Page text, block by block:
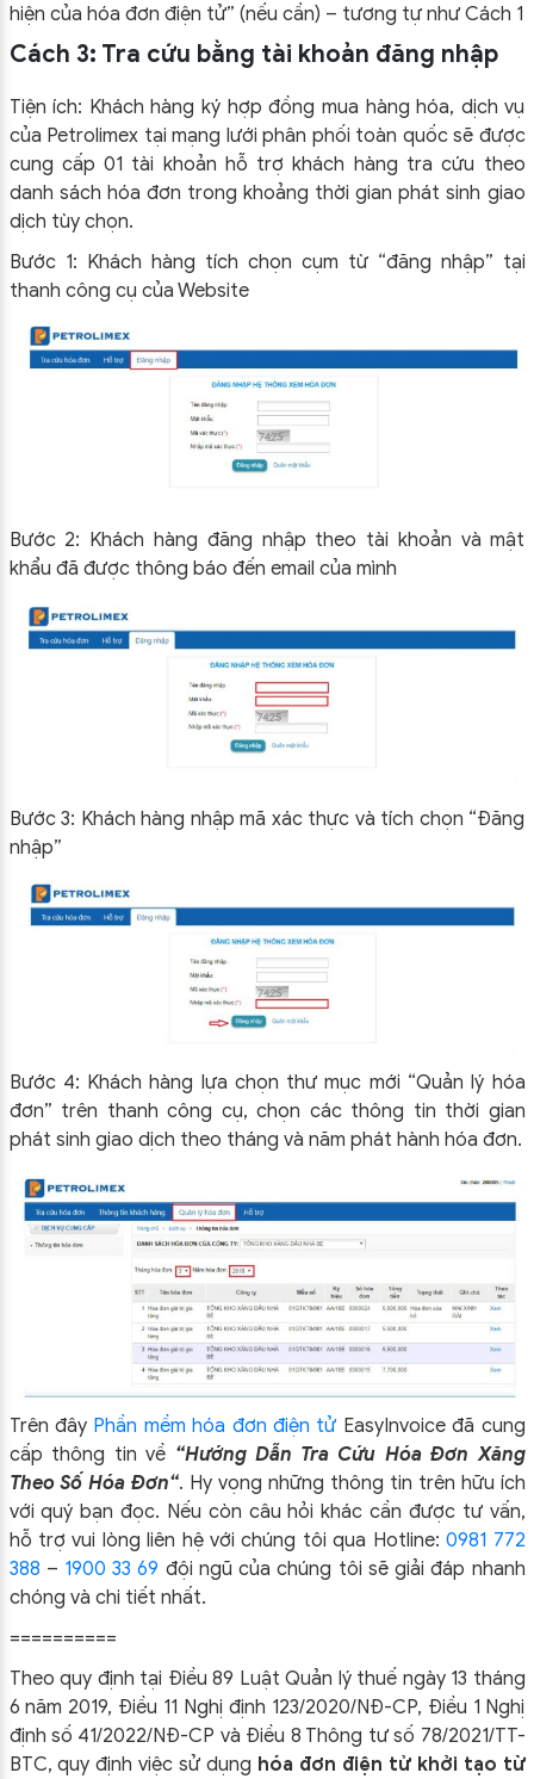
hiện của hóa đơn điện tử” (nếu cần) – tương tự như Cách 1
Cách 3: Tra cứu bằng tài khoản đăng nhập
Tiện ích: Khách hàng ký hợp đồng mua hàng hóa, dịch vụ
của Petrolimex tại mạng lưới phân phối toàn quốc sẽ được
cung cấp 01 tài khoản hỗ trợ khách hàng tra cứu theo
danh sách hóa đơn trong khoảng thời gian phát sinh giao
dịch tùy chọn.
Bước 1: Khách hàng tích chọn cụm từ “đăng nhập” tại
thanh công cụ của Website
Bước 2: Khách hàng đăng nhập theo tài khoản và mật
khẩu đã được thông báo đến email của mình
Bước 3: Khách hàng nhập mã xác thực và tích chọn “Đăng
nhập”
Bước 4: Khách hàng lựa chọn thư mục mới “Quản lý hóa
đơn” trên thanh công cụ, chọn các thông tin thời gian
phát sinh giao dịch theo tháng và năm phát hành hóa đơn.
Trên đây Phần mềm hóa đơn điện tử EasyInvoice đã cung
cấp thông tin về “Hướng Dẫn Tra Cứu Hóa Đơn Xăng
Theo Số Hóa Đơn“. Hy vọng những thông tin trên hữu ích
với quý bạn đọc. Nếu còn câu hỏi khác cần được tư vấn,
hỗ trợ vui lòng liên hệ với chúng tôi qua Hotline:0981 772
388 – 1900 33 69 đội ngũ của chúng tôi sẽ giải đáp nhanh
chóng và chi tiết nhất.
==========
Theo quy định tại Điều 89 Luật Quản lý thuế ngày 13 tháng
6 năm 2019, Điều 11 Nghị định 123/2020/NĐ-CP, Điều 1 Nghị
định số 41/2022/NĐ-CP và Điều 8 Thông tư số 78/2021/TT-
BTC, quy định việc sử dụng hóa đơn điện tử khởi tạo từ